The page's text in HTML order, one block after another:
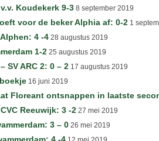
Koudekerk 9-3 8 september 2019
voor de beker Alphia af: 0-2 1
4 -4 28 augustus 2019
1-2 25 augustus 2019
SV ARC 2: 0 – 2 17 augustus 2019
16 juni 2019
Floreant ontsnappen in laatste
Reeuwijk: 3 -2 27 mei 2019
3 – 0 26 mei 2019